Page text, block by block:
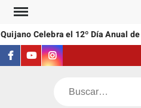
Saltar
contenidoCelebra el 12º Día Anual
Facebook
YoutubeInstagram
Buscar